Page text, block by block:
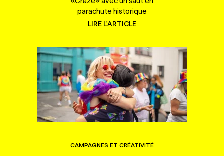
parachute historique
LIRE L'ARTICLE
CAMPAGNES ET CRÉATIVITÉ